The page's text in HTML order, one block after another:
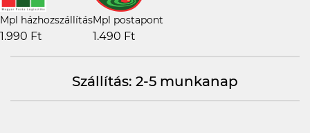
Mpl házhozszállítás
1.990 Ft
Mpl postapont
1.490 Ft
Szállítás: 2-5 munkanap